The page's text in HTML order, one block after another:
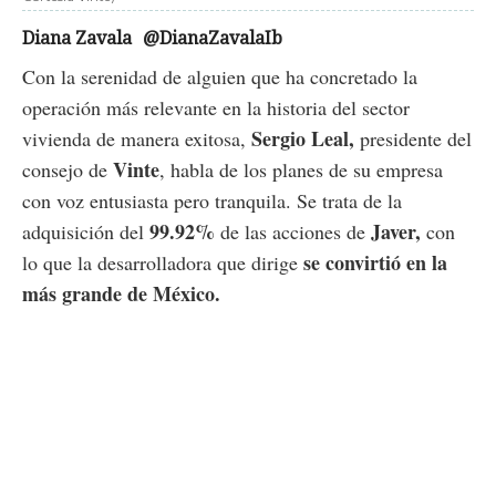
Diana Zavala @DianaZavalaIb
Con la serenidad de alguien que ha concretado la
operación más relevante en la historia del sector
vivienda de manera exitosa, Sergio Leal, presidente del
consejo de Vinte, habla de los planes de su empresa
con voz entusiasta pero tranquila. Se trata de la
adquisición del 99.92% de las acciones de Javer, con
lo que la desarrolladora que dirige se convirtió en la
más grande de México.